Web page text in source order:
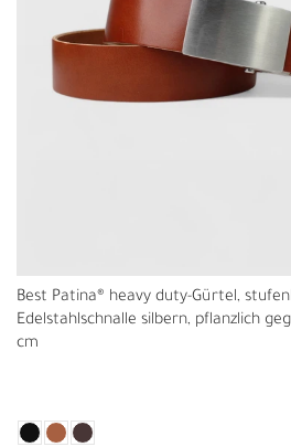
Best Patina® heavy duty-Gürtel,
Edelstahlschnalle silbern, pflanzlich
cm